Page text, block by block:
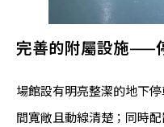
完善的附屬設施——
場館設有明亮整潔的地下
間寬敞且動線清楚；同時